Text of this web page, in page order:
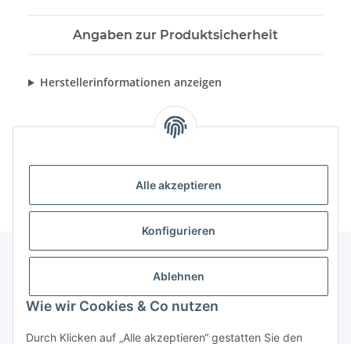
Alle akzeptieren
Konfigurieren
Ablehnen
Wie wir Cookies & Co nutzen
Durch Klicken auf „Alle akzeptieren“ gestatten Sie den
Angaben zur Produktsicherheit
Herstellerinformationen anzeigen
Gesetzliche Informationen